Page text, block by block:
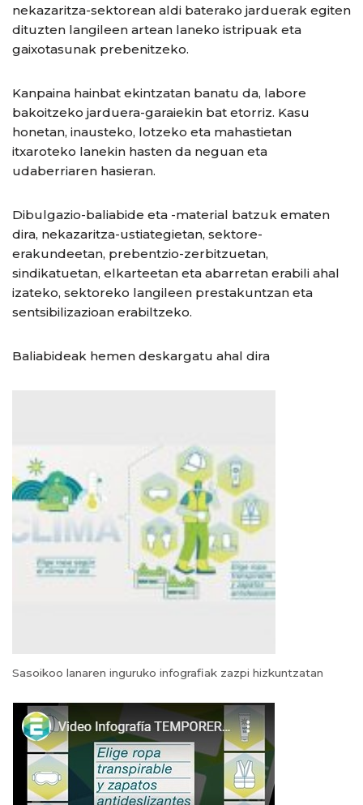
nekazaritza-sektorean aldi baterako jarduerak egiten
dituzten langileen artean laneko istripuak eta
gaixotasunak prebenitzeko.
Kanpaina hainbat ekintzatan banatu da, labore
bakoitzeko jarduera-garaiekin bat etorriz. Kasu
honetan, inausteko, lotzeko eta mahastietan
itxaroteko lanekin hasten da neguan eta
udaberriaren hasieran.
Dibulgazio-baliabide eta -material batzuk ematen
dira, nekazaritza-ustiategietan, sektore-
erakundeetan, prebentzio-zerbitzuetan,
sindikatuetan, elkarteetan eta abarretan erabili ahal
izateko, sektoreko langileen prestakuntzan eta
sentsibilizazioan erabiltzeko.
Baliabideak hemen deskargatu ahal dira
Sasoikoo lanaren inguruko infografiak zazpi hizkuntzatan